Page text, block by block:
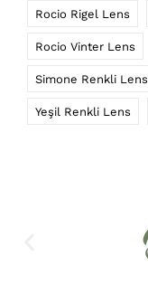
Rocio Rigel Lens
Rocio Vinter Lens
Simone Renkli Lens
Yeşil Renkli Lens